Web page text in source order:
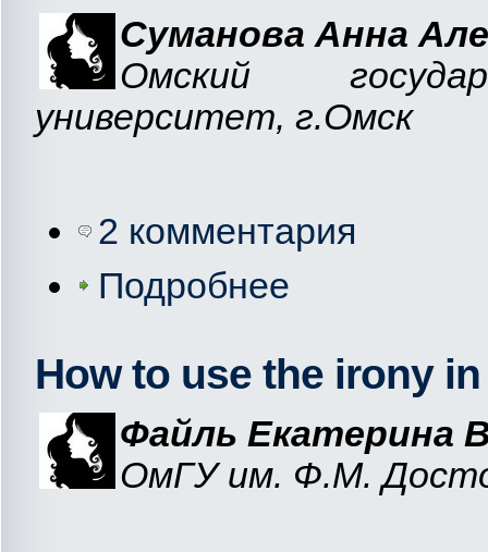
Суманова Анна
Омский
университет, г.Омск
2 комментария
Подробнее
How to use the irony
Файль Екатерина
ОмГУ им. Ф.М.